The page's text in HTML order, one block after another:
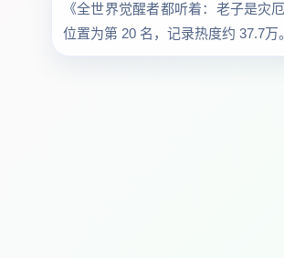
《全世界觉醒者都听着：老子是
位置为第 20 名，记录热度约 37.7